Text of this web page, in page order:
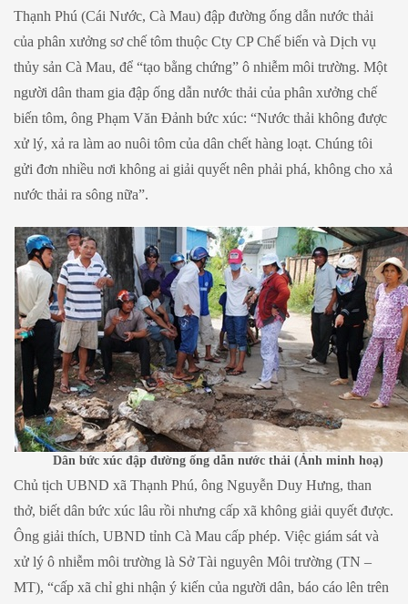
Thạnh Phú (Cái Nước, Cà Mau) đập đường ống dẫn nước thải
của phân xưởng sơ chế tôm thuộc Cty CP Chế biến và Dịch vụ
thủy sản Cà Mau, để “tạo bằng chứng” ô nhiễm môi trường. Một
người dân tham gia đập ống dẫn nước thải của phân xưởng chế
biến tôm, ông Phạm Văn Đảnh bức xúc: “Nước thải không được
xử lý, xả ra làm ao nuôi tôm của dân chết hàng loạt. Chúng tôi
gửi đơn nhiều nơi không ai giải quyết nên phải phá, không cho xả
nước thải ra sông nữa”.
Dân bức xúc đập đường ống dẫn nước thải (Ảnh minh hoạ)
Chủ tịch UBND xã Thạnh Phú, ông Nguyễn Duy Hưng, than
thở, biết dân bức xúc lâu rồi nhưng cấp xã không giải quyết được.
Ông giải thích, UBND tỉnh Cà Mau cấp phép. Việc giám sát và
xử lý ô nhiễm môi trường là Sở Tài nguyên Môi trường (TN –
MT), “cấp xã chỉ ghi nhận ý kiến của người dân, báo cáo lên trên